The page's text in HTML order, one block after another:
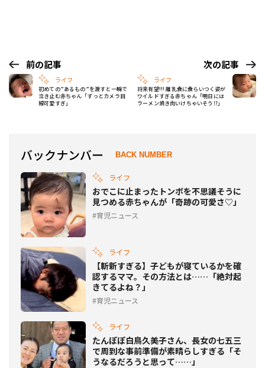
前の記事
ライフ
初めての”あるもの”を渡すと一瞬で
泣き止む赤ちゃん「ずっとカメラ目
線可愛すぎ」
次の記事
ライフ
将来有望!!! 離乳食に食らいつく姿が
ワイルドすぎる赤ちゃん「明日には
ラーメン焼き肉いけちゃいそう⁉」
バックナンバー BACK NUMBER
ライフ
おでこに止まったトンボを不思議そうに
見つめる赤ちゃんが「奇跡の可愛さ♡」
育児ニュース
ライフ
【斬新すぎる】子どもが寝ているかを確
認するママ。その方法とは……「絶対起
きてるよね？」
育児ニュース
ライフ
たんぽぽ白鳥久美子さん、長女の七五三
で周到な事前準備が素晴らしすぎる「そ
うなるだろうと思って……」